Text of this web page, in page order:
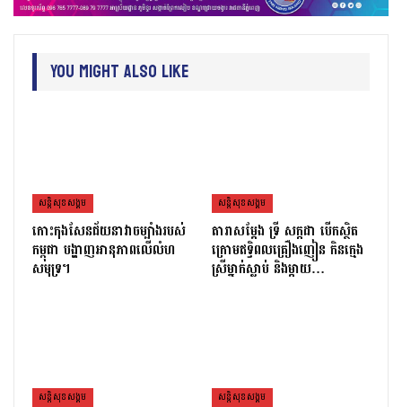
You Might Also Like
សន្តិសុខសង្គម
កោះកុងសែនជ័យនាវាចម្បាំងរបស់
កម្ពុជា បង្ហាញអានុភាពលើលំហ
សមុទ្រ។
សន្តិសុខសង្គម
តារាសម្ដែង ទ្រី សក្កដា បើកស្ថិត
ក្រោមឥទ្ធិពលគ្រឿងញៀន កិនក្មេង
ស្រីម្នាក់ស្លាប់ និងម្ដាយ…
សន្តិសុខសង្គម សន្តិសុខសង្គម